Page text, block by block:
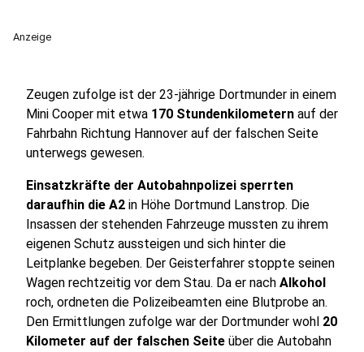
Anzeige
Zeugen zufolge ist der 23-jährige Dortmunder in einem
Mini Cooper mit etwa 170 Stundenkilometern auf der
Fahrbahn Richtung Hannover auf der falschen Seite
unterwegs gewesen.
Einsatzkräfte der Autobahnpolizei sperrten
daraufhin die A2 in Höhe Dortmund Lanstrop. Die
Insassen der stehenden Fahrzeuge mussten zu ihrem
eigenen Schutz aussteigen und sich hinter die
Leitplanke begeben. Der Geisterfahrer stoppte seinen
Wagen rechtzeitig vor dem Stau. Da er nach Alkohol
roch, ordneten die Polizeibeamten eine Blutprobe an.
Den Ermittlungen zufolge war der Dortmunder wohl 20
Kilometer auf der falschen Seite über die Autobahn